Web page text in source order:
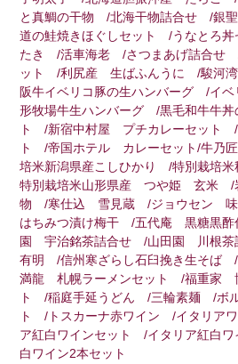
と真鯛の干物 /北海干物詰合せ /銀
道の鮭焼きほぐしセット /うなとろ
たき /活車海老 /さつまあげ詰合せ /
ット /利尻産 生ばふんうに /駿河
阪牛イベリコ豚の生ハンバーグ /イ
形牧場牛生ハンバーグ /黒毛和牛牛
ト /新宿中村屋 プチカレーセット /
ト /帝国ホテル カレーセット/牛乃
培米新潟県産こしひかり /特別栽培
特別栽培米山形県産 つや姫 玄米 /
物 /寒仕込 雪見蔵 /ジョウセン 味
はちみつ漬け梅干 /五代庵 黒糖黒
園 宇治銘茶詰合せ /山田園 川根
有明 /信州寒ざらし石臼挽き生そば
満龍 札幌ラーメンセット /福重家
ト /稲庭手延うどん /三輪素麺 /ボル
ト /トスカーナ赤ワイン /イタリア
ア紅白ワインセット /イタリア紅白
白ワイン2本セット